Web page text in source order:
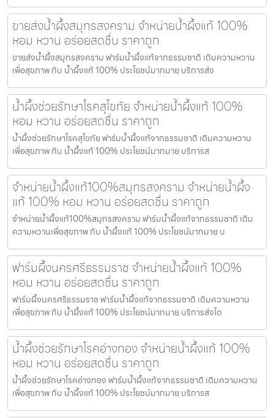
ขายส่งน้ำผึ้งสมุทรสงคราม จำหน่ายน้ำผึ้งแท้ 100%
หอม หวาน อร่อยสดชื่น ราคาถูก
ขายส่งน้ำผึ้งสมุทรสงคราม ฟาร์มน้ำผึ้งแท้จากธรรมชาติ เติมความหวาน
เพื่อสุขภาพ กับ น้ำผึ้งแท้ 100% ประโยชน์มากมาย บริการส่ง
น้ำผึ้งช่วยรักษาโรคสุโขทัย จำหน่ายน้ำผึ้งแท้ 100%
หอม หวาน อร่อยสดชื่น ราคาถูก
น้ำผึ้งช่วยรักษาโรคสุโขทัย ฟาร์มน้ำผึ้งแท้จากธรรมชาติ เติมความหวาน
เพื่อสุขภาพ กับ น้ำผึ้งแท้ 100% ประโยชน์มากมาย บริการส
จำหน่ายน้ำผึ้งแท้100%สมุทรสงคราม จำหน่ายน้ำผึ้ง
แท้ 100% หอม หวาน อร่อยสดชื่น ราคาถูก
จำหน่ายน้ำผึ้งแท้100%สมุทรสงคราม ฟาร์มน้ำผึ้งแท้จากธรรมชาติ เติม
ความหวานเพื่อสุขภาพ กับ น้ำผึ้งแท้ 100% ประโยชน์มากมาย บ
ฟาร์มผึ้งนครศรีธรรมราช จำหน่ายน้ำผึ้งแท้ 100%
หอม หวาน อร่อยสดชื่น ราคาถูก
ฟาร์มผึ้งนครศรีธรรมราช ฟาร์มน้ำผึ้งแท้จากธรรมชาติ เติมความหวาน
เพื่อสุขภาพ กับ น้ำผึ้งแท้ 100% ประโยชน์มากมาย บริการส่งได
น้ำผึ้งช่วยรักษาโรคอ่างทอง จำหน่ายน้ำผึ้งแท้ 100%
หอม หวาน อร่อยสดชื่น ราคาถูก
น้ำผึ้งช่วยรักษาโรคอ่างทอง ฟาร์มน้ำผึ้งแท้จากธรรมชาติ เติมความหวาน
เพื่อสุขภาพ กับ น้ำผึ้งแท้ 100% ประโยชน์มากมาย บริการส